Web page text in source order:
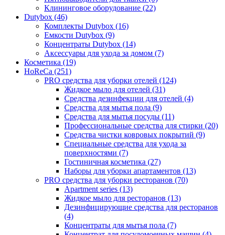
Клининговое оборудование (22)
Dutybox (46)
Комплекты Dutybox (16)
Емкости Dutybox (9)
Концентраты Dutybox (14)
Аксессуары для ухода за домом (7)
Косметика (19)
HoReCa (251)
PRO средства для уборки отелей (124)
Жидкое мыло для отелей (31)
Средства дезинфекции для отелей (4)
Средства для мытья пола (9)
Средства для мытья посуды (11)
Профессиональные средства для стирки (20)
Средства чистки ковровых покрытий (9)
Специальные средства для ухода за
поверхностями (7)
Гостиничная косметика (27)
Наборы для уборки апартаментов (13)
PRO средства для уборки ресторанов (70)
Apartment series (13)
Жидкое мыло для ресторанов (13)
Дезинфицирующие средства для ресторанов
(4)
Концентраты для мытья пола (7)